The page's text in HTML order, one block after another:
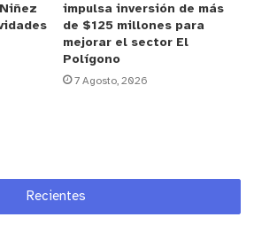
impulsa inversión de más
de $125 millones para
mejorar el sector El
Polígono
7 Agosto, 2026
Recientes